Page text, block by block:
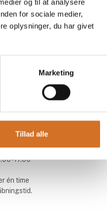
og til at analysere
for sociale medier,
oplysninger, du har givet
Marketing
Tillad alle
- 17.00
- 17.00
- 17.00
én time